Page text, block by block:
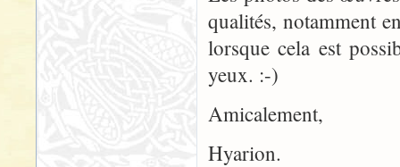
qualités, notamment
lorsque cela est
yeux. :-)
Amicalement,
Hyarion.